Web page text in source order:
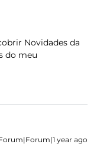
Novidades da
do meu
year ago